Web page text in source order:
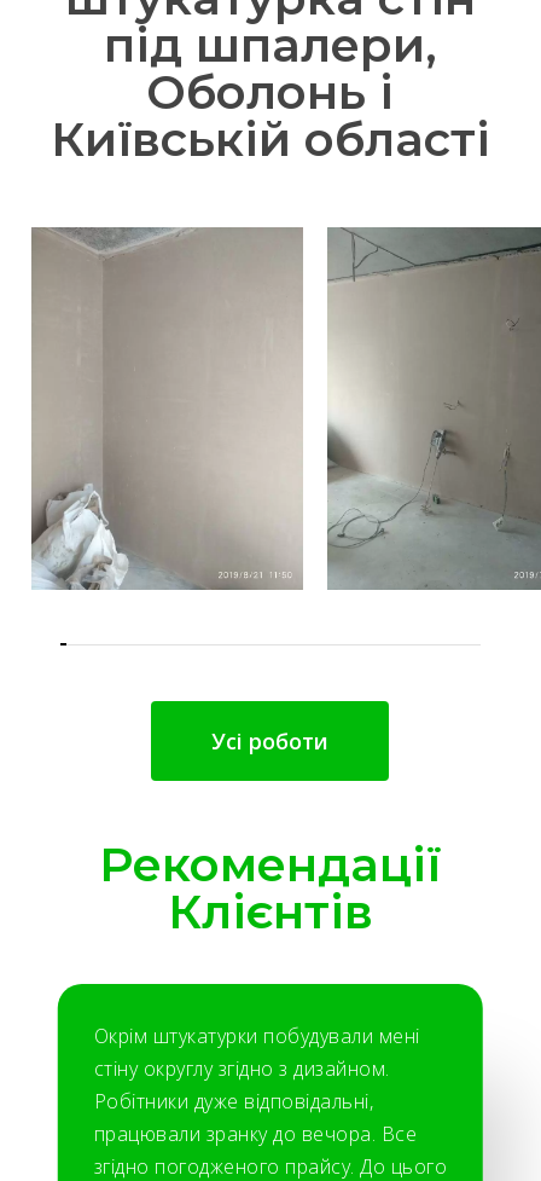
під шпалери,
Оболонь і
Київській області
Усі роботи
Рекомендації
Клієнтів
Окрім штукатурки побудували мені
стіну округлу згідно з дизайном.
Робітники дуже відповідальні,
працювали зранку до вечора. Все
згідно погодженого прайсу. До цього